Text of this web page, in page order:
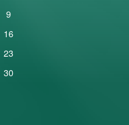
9
16
23
30